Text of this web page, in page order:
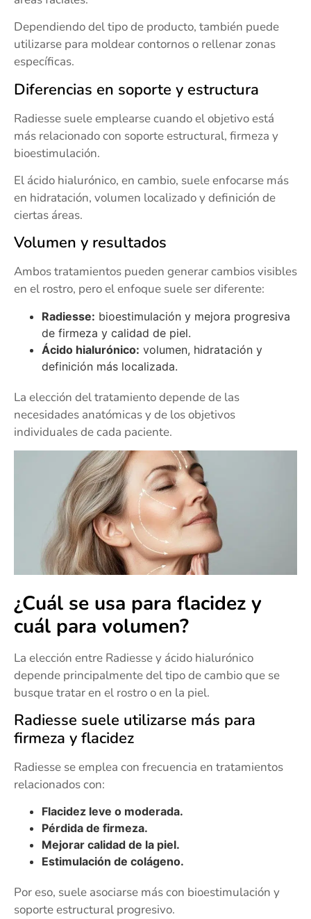
Dependiendo del tipo de producto, también puede
utilizarse para moldear contornos o rellenar zonas
específicas.
Diferencias en soporte y estructura
Radiesse suele emplearse cuando el objetivo está
más relacionado con soporte estructural, firmeza y
bioestimulación.
El ácido hialurónico, en cambio, suele enfocarse más
en hidratación, volumen localizado y definición de
ciertas áreas.
Volumen y resultados
Ambos tratamientos pueden generar cambios visibles
en el rostro, pero el enfoque suele ser diferente:
Radiesse: bioestimulación y mejora progresiva
de firmeza y calidad de piel.
Ácido hialurónico: volumen, hidratación y
definición más localizada.
La elección del tratamiento depende de las
necesidades anatómicas y de los objetivos
individuales de cada paciente.
¿Cuál se usa para flacidez y
cuál para volumen?
La elección entre Radiesse y ácido hialurónico
depende principalmente del tipo de cambio que se
busque tratar en el rostro o en la piel.
Radiesse suele utilizarse más para
firmeza y flacidez
Radiesse se emplea con frecuencia en tratamientos
relacionados con:
Flacidez leve o moderada.
Pérdida de firmeza.
Mejorar calidad de la piel.
Estimulación de colágeno.
Por eso, suele asociarse más con bioestimulación y
soporte estructural progresivo.